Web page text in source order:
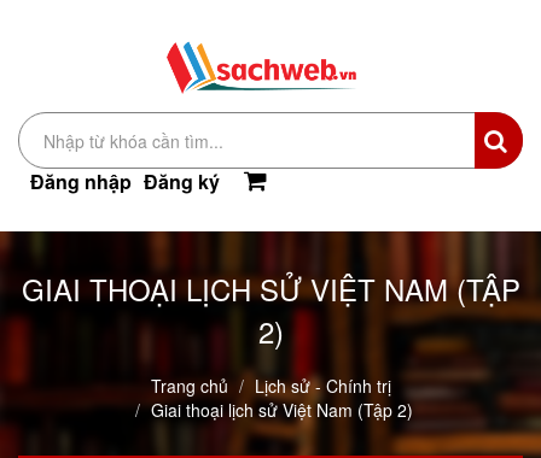
Đăng nhập Đăng ký
GIAI THOẠI LỊCH SỬ VIỆT NAM (TẬP
2)
Trang chủ
Lịch sử - Chính trị
Giai thoại lịch sử Việt Nam (Tập 2)